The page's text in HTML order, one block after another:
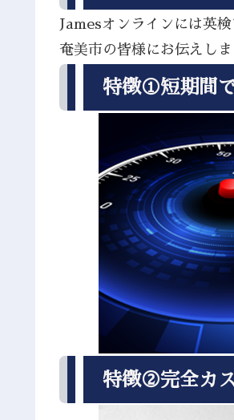
Jamesオンラインには英
奄美市の皆様にお伝えしま
特徴①短期間
特徴②完全カ